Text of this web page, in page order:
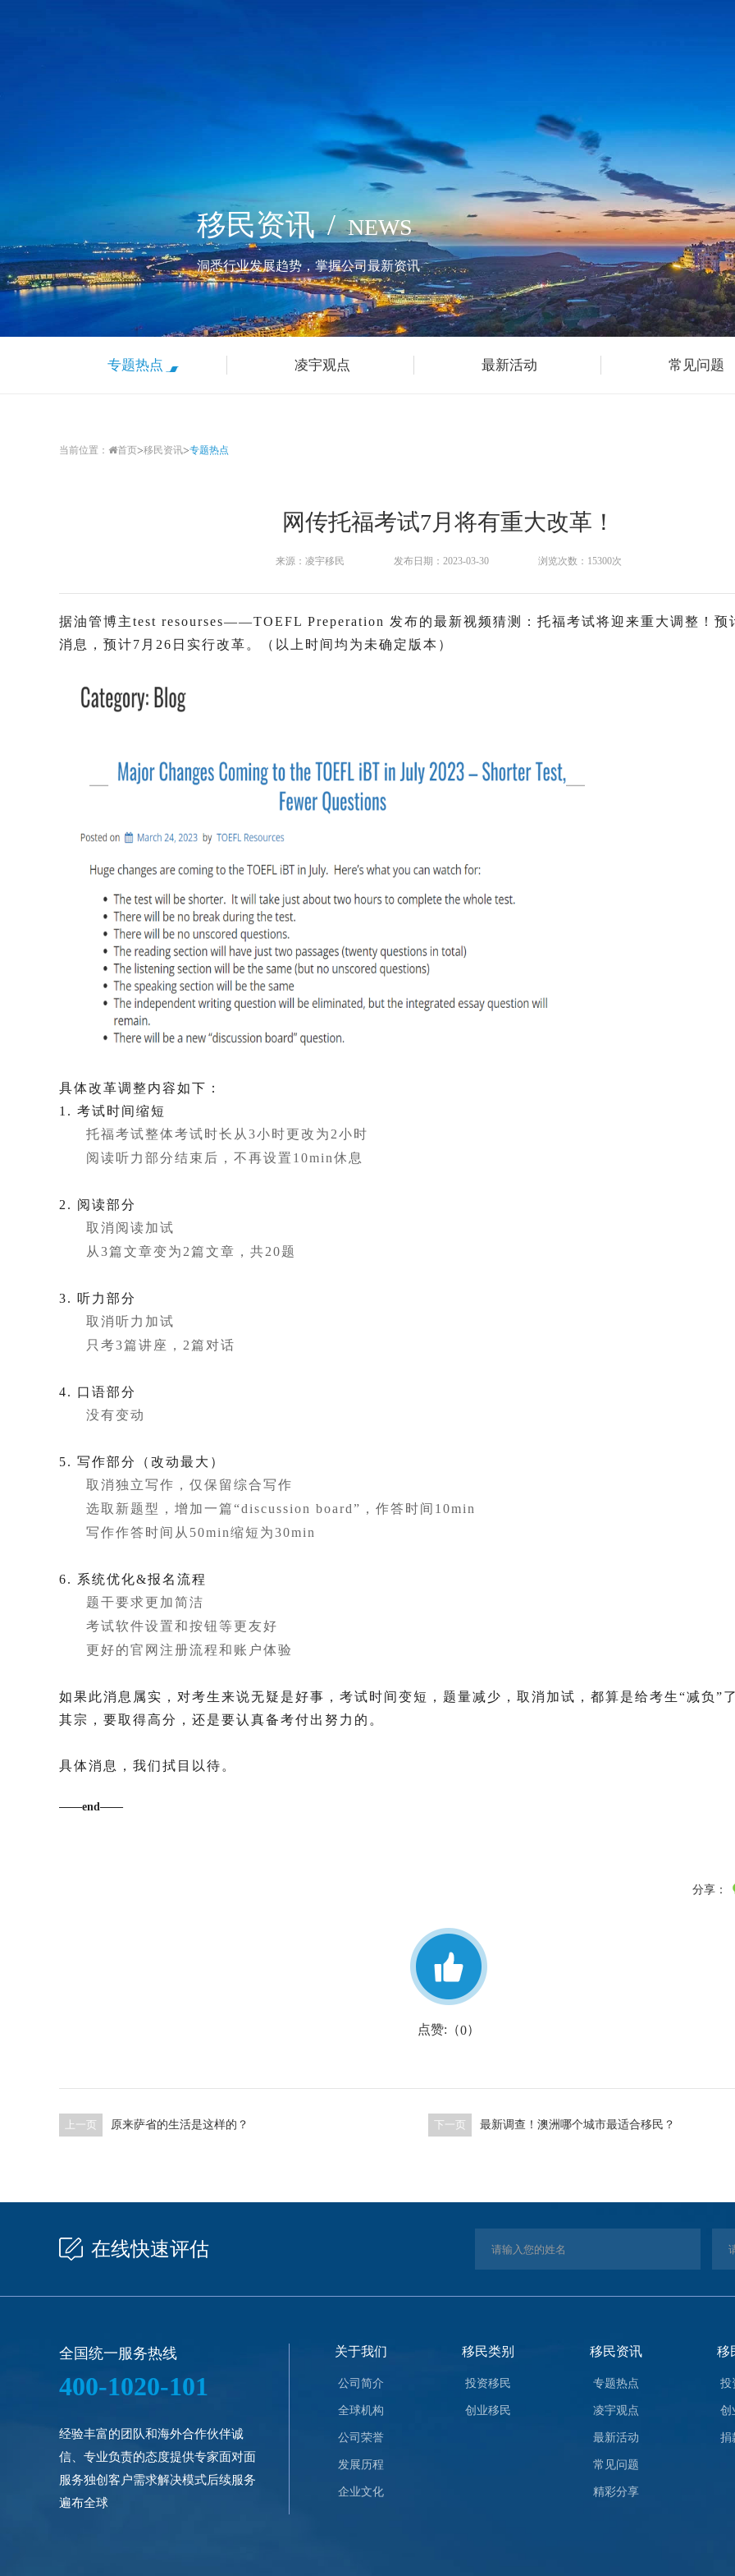
移民资讯 / NEWS
洞悉行业发展趋势，掌握公司最新资讯
专题热点 凌宇观点 最新活动 常见问题
当前位置： 首页>移民资讯>专题热点
网传托福考试7月将有重大改革！
来源：凌宇移民 发布日期：2023-03-30 浏览次数：15300次
据油管博主test resourses——TOEFL Preperation 发布的最新视频猜测：托福考试将迎来重大调整！预
消息，预计7月26日实行改革。（以上时间均为未确定版本）
具体改革调整内容如下：
1. 考试时间缩短
托福考试整体考试时长从3小时更改为2小时
阅读听力部分结束后，不再设置10min休息
2. 阅读部分
取消阅读加试
从3篇文章变为2篇文章，共20题
3. 听力部分
取消听力加试
只考3篇讲座，2篇对话
4. 口语部分
没有变动
5. 写作部分（改动最大）
取消独立写作，仅保留综合写作
选取新题型，增加一篇“discussion board”，作答时间10min
写作作答时间从50min缩短为30min
6. 系统优化&报名流程
题干要求更加简洁
考试软件设置和按钮等更友好
更好的官网注册流程和账户体验
如果此消息属实，对考生来说无疑是好事，考试时间变短，题量减少，取消加试，都算是给考生“减负”
其宗，要取得高分，还是要认真备考付出努力的。
具体消息，我们拭目以待。
——end——
分享：
点赞:（0）
上一页 原来萨省的生活是这样的？ 下一页 最新调查！澳洲哪个城市最适合移民？
在线快速评估
全国统一服务热线
400-1020-101
经验丰富的团队和海外合作伙伴诚
信、专业负责的态度提供专家面对面
服务独创客户需求解决模式后续服务
遍布全球
关于我们
公司简介
全球机构
公司荣誉
发展历程
企业文化
移民类别
投资移民
创业移民
移民资讯
专题热点
凌宇观点
最新活动
常见问题
精彩分享
移
投
创
捐